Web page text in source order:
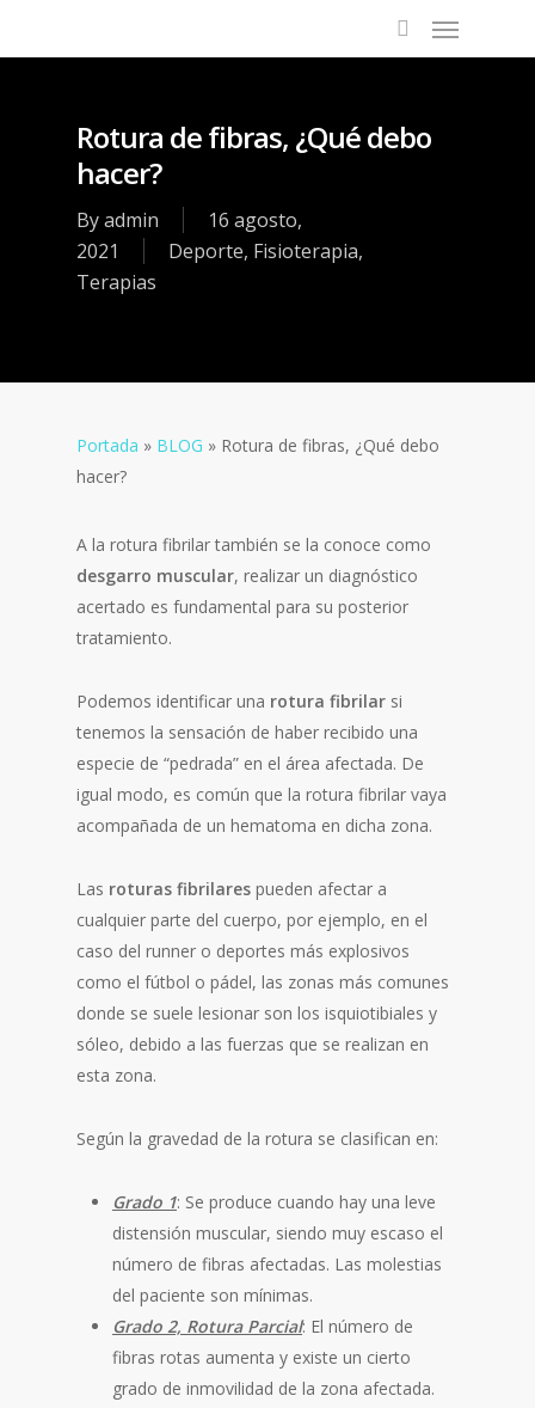
Rotura de fibras, ¿Qué debo
hacer?
Byadmin
16 agosto,
2021
Deporte, Fisioterapia,
Terapias
Portada » BLOG » Rotura de fibras, ¿Qué debo
hacer?
A la rotura fibrilar también se la conoce como
desgarro muscular, realizar un diagnóstico
acertado es fundamental para su posterior
tratamiento.
Podemos identificar una rotura fibrilar si
tenemos la sensación de haber recibido una
especie de “pedrada” en el área afectada. De
igual modo, es común que la rotura fibrilar vaya
acompañada de un hematoma en dicha zona.
Las roturas fibrilares pueden afectar a
cualquier parte del cuerpo, por ejemplo, en el
caso del runner o deportes más explosivos
como el fútbol o pádel, las zonas más comunes
donde se suele lesionar son los isquiotibiales y
sóleo, debido a las fuerzas que se realizan en
esta zona.
Según la gravedad de la rotura se clasifican en:
Grado 1: Se produce cuando hay una leve
distensión muscular, siendo muy escaso el
número de fibras afectadas. Las molestias
del paciente son mínimas.
Grado 2, Rotura Parcial: El número de
fibras rotas aumenta y existe un cierto
grado de inmovilidad de la zona afectada.